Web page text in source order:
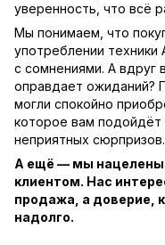
уверенность, что всё
Мы понимаем, что
употреблении
с сомнениями. А вдруг
оправдает ожиданий?
могли спокойно
которое вам
неприятных сюрпризов.
А ещё — мы нацелены
клиентом. Нас
продажа, а доверие,
надолго.